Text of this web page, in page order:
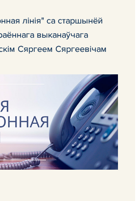
лінія" са старшынёй
выканаўчага
Сяргеем Сяргеевічам